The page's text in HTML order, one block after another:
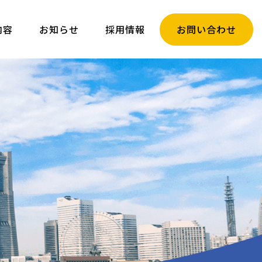
お知らせ 採用情報 お問い合わせ